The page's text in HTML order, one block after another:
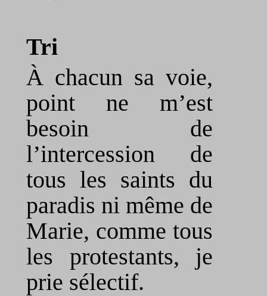
Tri
À chacun sa voie,
point ne m’est
besoin de
l’intercession de
tous les saints du
paradis ni même de
Marie, comme tous
les protestants, je
prie sélectif.